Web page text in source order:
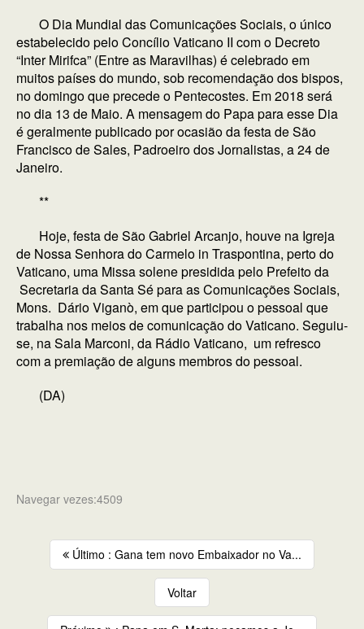
O Dia Mundial das Comunicações Sociais, o único
estabelecido pelo Concílio Vaticano II com o Decreto
“Inter Mirifca” (Entre as Maravilhas) é celebrado em
muitos países do mundo, sob recomendação dos bispos,
no domingo que precede o Pentecostes. Em 2018 será
no dia 13 de Maio. A mensagem do Papa para esse Dia
é geralmente publicado por ocasião da festa de São
Francisco de Sales, Padroeiro dos Jornalistas, a 24 de
Janeiro.
**
Hoje, festa de São Gabriel Arcanjo, houve na Igreja
de Nossa Senhora do Carmelo in Traspontina, perto do
Vaticano, uma Missa solene presidida pelo Prefeito da
Secretaria da Santa Sé para as Comunicações Sociais,
Mons. Dário Viganò, em que participou o pessoal que
trabalha nos meios de comunicação do Vaticano. Seguiu-
se, na Sala Marconi, da Rádio Vaticano, um refresco
com a premiação de alguns membros do pessoal.
(DA)
Navegar vezes:4509
Último : Gana tem novo Embaixador no Va...
Voltar